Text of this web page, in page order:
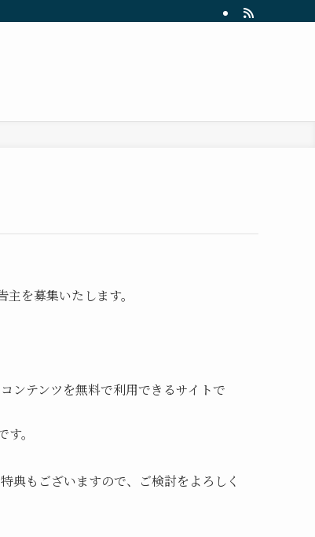
を募集いたします。
ンテンツを無料で利用できるサイトで
。
典もございますので、ご検討をよろしく